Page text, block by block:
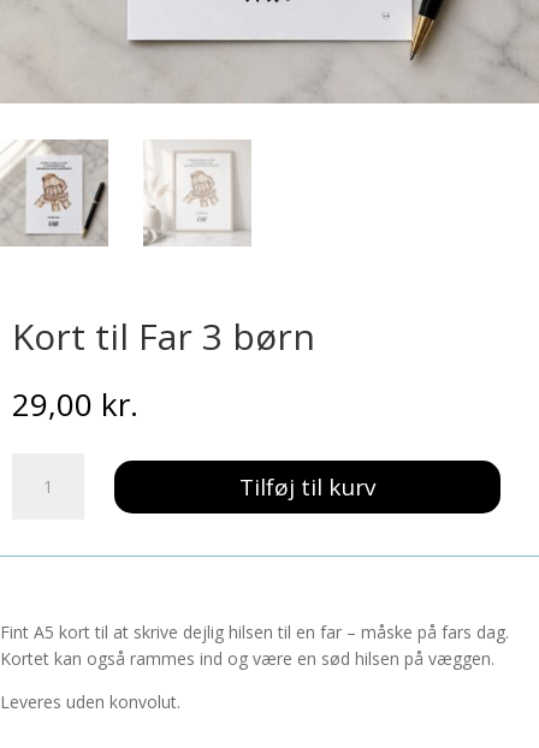
Kort til Far 3 børn
29,00 kr.
Tilføj til kurv
Fint A5 kort til at skrive dejlig hilsen til en far – måske på fars dag.
Kortet kan også rammes ind og være en sød hilsen på væggen.
Leveres uden konvolut.